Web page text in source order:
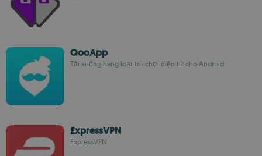
QooApp
Tải xuống hàng loạt trò chơi điện tử cho Android
ExpressVPN
ExpressVPN